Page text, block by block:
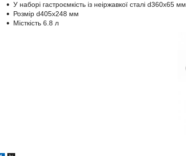
У наборі гастроємкість із неіржавкої сталі d360x65 мм
Розмір d405х248 мм
Місткість 6.8 л